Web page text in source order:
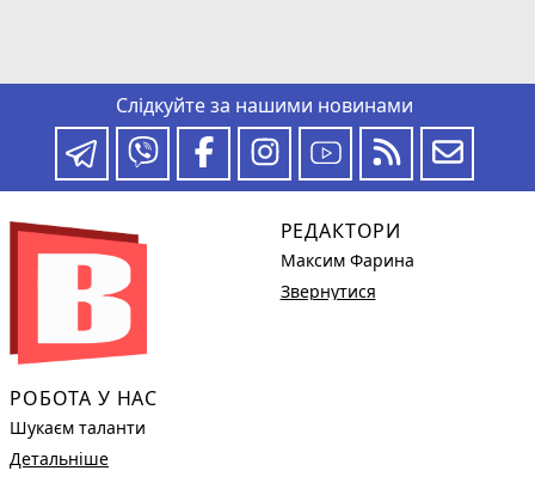
Слідкуйте за нашими новинами
РОБОТА У НАС
Шукаєм таланти
Детальніше
РЕДАКТОРИ
Максим Фарина
Звернутися